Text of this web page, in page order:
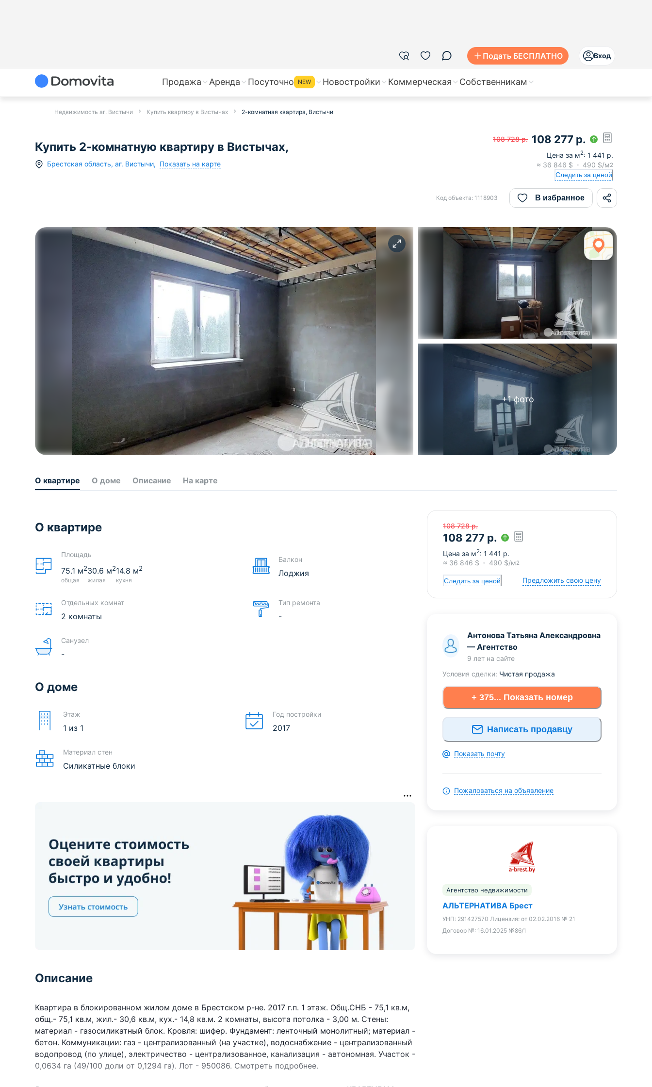
Подать БЕСПЛАТНО Вход
Продажа Аренда Посуточно NEW Новостройки Коммерческая Собственникам
Недвижимость аг. Вистычи Купить квартиру в Вистычах 2-комнатная квартира, Вистычи
Купить 2-комнатную квартиру в Вистычах,
Брестская область, аг. Вистычи, Показать на карте
108 728 р. 108 277 р.
Цена за м2: 1 441 р.
≈ 36 846 $ 490 $/м2
Следить за ценой
Код объекта: 1118903 В избранное
+1фото
О квартире О доме Описание На карте
О квартире
Площадь
75.1 м2
общая
30.6 м2
жилая
14.8 м2
кухня
Отдельных комнат
2 комнаты
Санузел
-
Балкон
Лоджия
Тип ремонта
-
О доме
Этаж
1 из 1
Материал стен
Силикатные блоки
Год постройки
2017
Описание
Квартира в блокированном жилом доме в Брестском р-не. 2017 г.п. 1 этаж. Общ.СНБ - 75,1 кв.м,
общ.- 75,1 кв.м, жил.- 30,6 кв.м, кух.- 14,8 кв.м. 2 комнаты, высота потолка - 3,00 м. Стены:
материал - газосиликатный блок. Кровля: шифер. Фундамент: ленточный монолитный; материал -
бетон. Коммуникации: газ - централизованный (на участке), водоснабжение - централизованный
водопровод (по улице), электричество - централизованное, канализация - автономная. Участок -
0,0634 га (49/100 доли от 0,1294 га). Лот - 950086. Смотреть подробнее.
108 728 р.
108 277 р.
Цена за м2: 1 441 р.
≈ 36 846 $ 490 $/м2
Следить за ценой Предложить свою цену
Антонова Татьяна Александровна
— Агентство
9 летна сайте
Условия сделки: Чистая продажа
+ 375... Показать номер
Написать продавцу
Показать почту
Пожаловаться на объявление
Агентство недвижимости
АЛЬТЕРНАТИВА Брест
УНП: 291427570 Лицензия: от 02.02.2016 № 21
Договор №: 16.01.2025 №86/1